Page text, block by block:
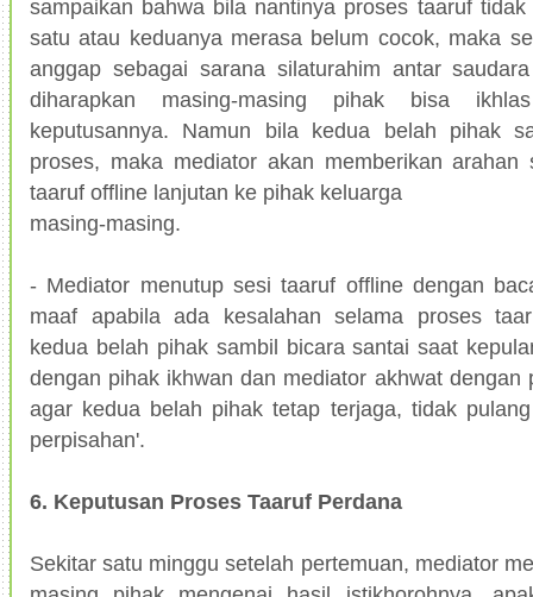
sampaikan bahwa bila nantinya proses taaruf
satu atau keduanya merasa belum cocok, maka
anggap sebagai sarana silaturahim antar
diharapkan masing-masing pihak bisa
keputusannya. Namun bila kedua belah pihak
proses, maka mediator akan memberikan arahan
taaruf offline lanjutan ke pihak keluarga
masing-masing.
- Mediator menutup sesi taaruf offline dengan
maaf apabila ada kesalahan selama proses
kedua belah pihak sambil bicara santai saat
dengan pihak ikhwan dan mediator akhwat dengan
agar kedua belah pihak tetap terjaga, tidak
perpisahan'.
6. Keputusan Proses Taaruf Perdana
Sekitar satu minggu setelah pertemuan, mediator